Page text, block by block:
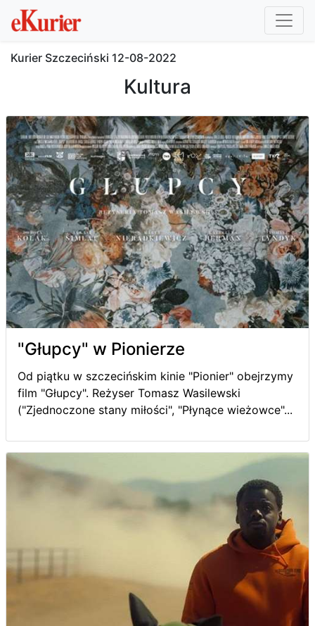
Kurier Szczeciński 12-08-2022
Kultura
"Głupcy" w Pionierze
Od piątku w szczecińskim kinie "Pionier" obejrzymy
film "Głupcy". Reżyser Tomasz Wasilewski
("Zjednoczone stany miłości", "Płynące wieżowce"...